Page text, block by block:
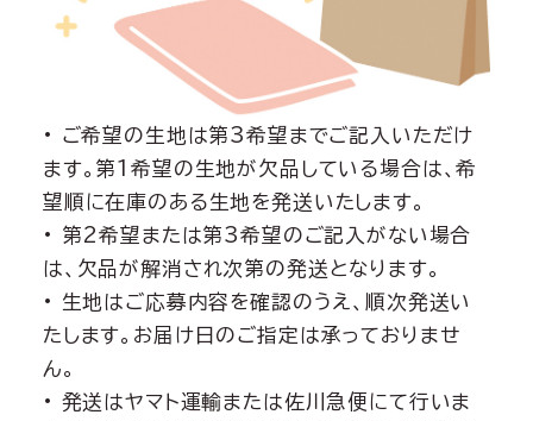
• ご希望の生地は第3希望までご記入いただけ
ます。第1希望の生地が欠品している場合は、希
望順に在庫のある生地を発送いたします。
• 第2希望または第3希望のご記入がない場合
は、欠品が解消され次第の発送となります。
• 生地はご応募内容を確認のうえ、順次発送い
たします。お届け日のご指定は承っておりませ
ん。
• 発送はヤマト運輸または佐川急便にて行いま